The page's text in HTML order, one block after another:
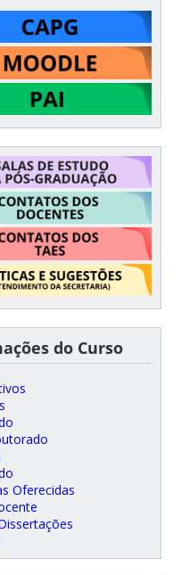
do Curso
Oferecidas